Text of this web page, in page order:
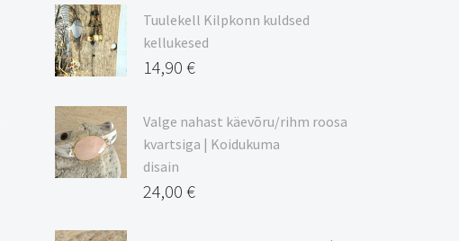
9,00 €
kuni
20,44 €
Tuulekell Kilpkonn kuldsed
kellukesed
14,90 €
Valge nahast käevõru/rihm roosa
kvartsiga | Koidukuma
disain
24,00 €